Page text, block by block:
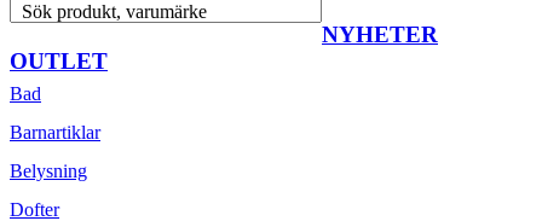
Sök produkt, varumärke
NYHETER
OUTLET
Bad
Barnartiklar
Belysning
Dofter